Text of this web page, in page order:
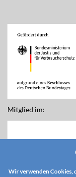
Wir verwenden Cookies,
Mitglied im: